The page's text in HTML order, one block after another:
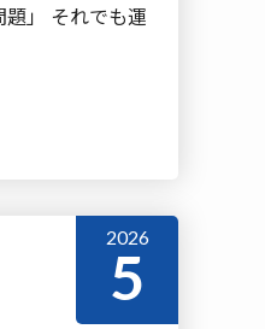
題」 それでも運
2026
5